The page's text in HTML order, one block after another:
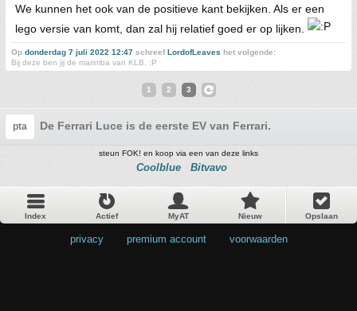
We kunnen het ook van de positieve kant bekijken. Als er een
lego versie van komt, dan zal hij relatief goed er op lijken.
Op donderdag 7 juli 2022 12:47 schreefLordofLeaves het volgende:
Bij deze ben jij de marimba van KLB. :P
1 2 3
pta De Ferrari Luce is de eerste EV van Ferrari.
steun FOK! en koop via een van deze links
Coolblue Bitvavo
Index Actief MyAT Nieuw Opslaan
privacy premium account voorwaarden